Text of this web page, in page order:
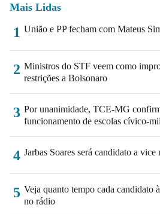
Mais Lidas
1 União e PP fecham com Mateus
2 Ministros do STF veem como
restrições a Bolsonaro
3 Por unanimidade, TCE-MG
funcionamento de escolas cívico-
4 Jarbas Soares será candidato a vice
5 Veja quanto tempo cada candidato
no rádio